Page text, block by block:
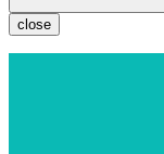
close